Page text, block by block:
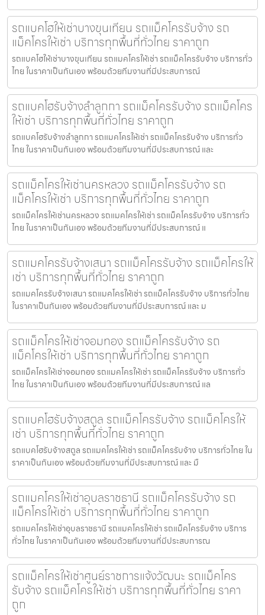
รถแบคโฮให้เช่าบางขุนเทียน รถแม็คโครรับจ้าง รถ
แม็คโครให้เช่า บริการทุกพื้นที่ทั่วไทย ราคาถูก
รถแบคโฮให้เช่าบางขุนเทียน รถแมคโครให้เช่า รถแม็คโครรับจ้าง บริการทั่ว
ไทย ในราคาเป็นกันเอง พร้อมด้วยทีมงานที่มีประสบการณ์
รถแบคโฮรับจ้างลำลูกกา รถแม็คโครรับจ้าง รถแม็คโคร
ให้เช่า บริการทุกพื้นที่ทั่วไทย ราคาถูก
รถแบคโฮรับจ้างลำลูกกา รถแมคโครให้เช่า รถแม็คโครรับจ้าง บริการทั่ว
ไทย ในราคาเป็นกันเอง พร้อมด้วยทีมงานที่มีประสบการณ์ และ
รถแม็คโครให้เช่านครหลวง รถแม็คโครรับจ้าง รถ
แม็คโครให้เช่า บริการทุกพื้นที่ทั่วไทย ราคาถูก
รถแม็คโครให้เช่านครหลวง รถแมคโครให้เช่า รถแม็คโครรับจ้าง บริการทั่ว
ไทย ในราคาเป็นกันเอง พร้อมด้วยทีมงานที่มีประสบการณ์ แ
รถแมคโครรับจ้างเสนา รถแม็คโครรับจ้าง รถแม็คโครให้
เช่า บริการทุกพื้นที่ทั่วไทย ราคาถูก
รถแมคโครรับจ้างเสนา รถแมคโครให้เช่า รถแม็คโครรับจ้าง บริการทั่วไทย
ในราคาเป็นกันเอง พร้อมด้วยทีมงานที่มีประสบการณ์ และ ม
รถแม็คโครให้เช่าจอมทอง รถแม็คโครรับจ้าง รถ
แม็คโครให้เช่า บริการทุกพื้นที่ทั่วไทย ราคาถูก
รถแม็คโครให้เช่าจอมทอง รถแมคโครให้เช่า รถแม็คโครรับจ้าง บริการทั่ว
ไทย ในราคาเป็นกันเอง พร้อมด้วยทีมงานที่มีประสบการณ์ แล
รถแบคโฮรับจ้างสตูล รถแม็คโครรับจ้าง รถแม็คโครให้
เช่า บริการทุกพื้นที่ทั่วไทย ราคาถูก
รถแบคโฮรับจ้างสตูล รถแมคโครให้เช่า รถแม็คโครรับจ้าง บริการทั่วไทย ใน
ราคาเป็นกันเอง พร้อมด้วยทีมงานที่มีประสบการณ์ และ มื
รถแมคโครให้เช่าอุบลราชธานี รถแม็คโครรับจ้าง รถ
แม็คโครให้เช่า บริการทุกพื้นที่ทั่วไทย ราคาถูก
รถแมคโครให้เช่าอุบลราชธานี รถแมคโครให้เช่า รถแม็คโครรับจ้าง บริการ
ทั่วไทย ในราคาเป็นกันเอง พร้อมด้วยทีมงานที่มีประสบการณ
รถแม็คโครให้เช่าศูนย์ราชการแจ้งวัฒนะ รถแม็คโคร
รับจ้าง รถแม็คโครให้เช่า บริการทุกพื้นที่ทั่วไทย ราคา
ถูก